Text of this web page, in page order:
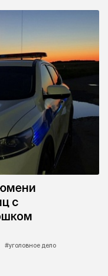
с
#уголовное дело